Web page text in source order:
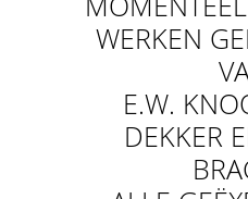
WERKEN
E.W.
DEKKER